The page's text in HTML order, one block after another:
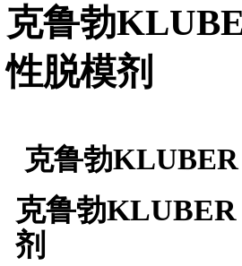
克鲁勃
性脱模剂
克鲁勃
克鲁勃
剂